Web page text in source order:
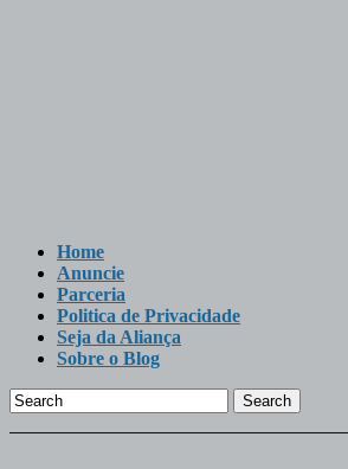
Home
Anuncie
Parceria
Politica de Privacidade
Seja da Aliança
Sobre o Blog
Search